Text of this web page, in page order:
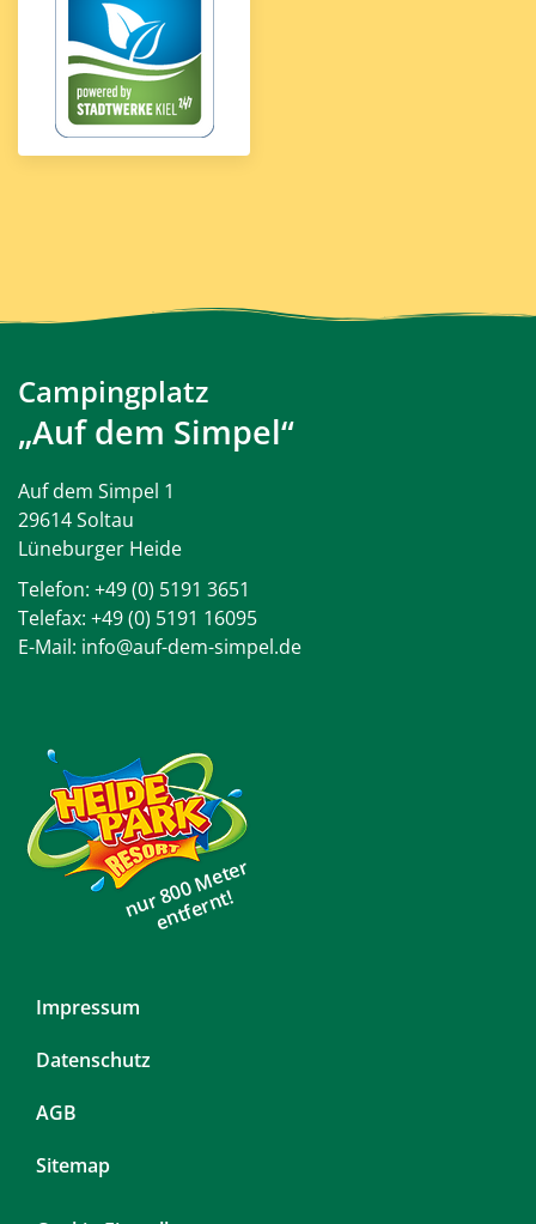
Campingplatz
„Auf dem Simpel“
Auf dem Simpel 1
29614 Soltau
Lüneburger Heide
Telefon: +49 (0) 5191 3651
Telefax: +49 (0) 5191 16095
E-Mail: info@auf-dem-simpel.de
nur 800 Meter
entfernt!
Navigation
überspringen
Impressum
Datenschutz
AGB
Sitemap